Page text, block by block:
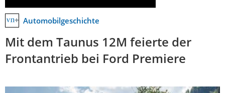
Automobilgeschichte
Mit dem Taunus 12M feierte der
Frontantrieb bei Ford Premiere